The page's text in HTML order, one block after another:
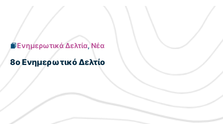
Ενημερωτικά Δελτία,Νέα
8ο Ενημερωτικό Δελτίο